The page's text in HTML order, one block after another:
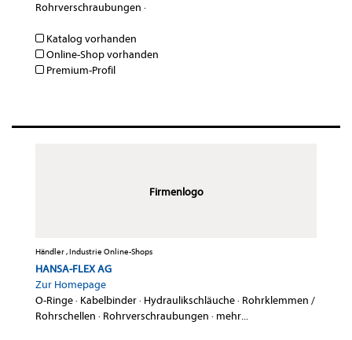
Rohrverschraubungen ·
Katalog vorhanden
Online-Shop vorhanden
Premium-Profil
Firmenlogo
Händler , Industrie Online-Shops
HANSA-FLEX AG
Zur Homepage
O-Ringe· Kabelbinder· Hydraulikschläuche· Rohrklemmen /
Rohrschellen · Rohrverschraubungen · mehr...